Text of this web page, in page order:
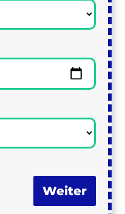
Weiter